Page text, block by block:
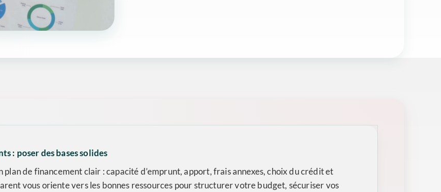
: poser des bases solides
plan de financement clair : capacité d’emprunt, apport, frais annexes, choix du crédit et
vous oriente vers les bonnes ressources pour structurer votre budget, sécuriser vos